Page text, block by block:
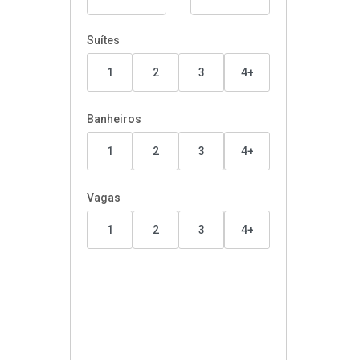
Suítes
1 2 3 4+
Banheiros
1 2 3 4+
Vagas
1 2 3 4+